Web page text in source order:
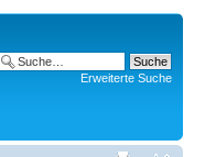
Erweiterte Suche